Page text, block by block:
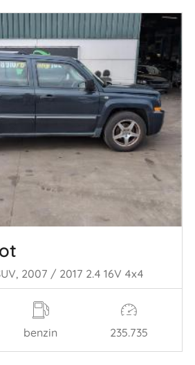
2007 / 2017 2.4 16V 4x4
benzin 235.735